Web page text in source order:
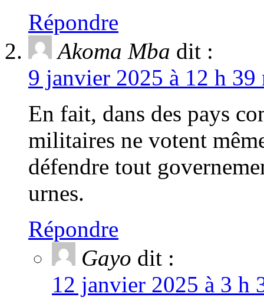
Répondre
Akoma Mba dit :
9 janvier 2025 à 12 h
En fait, dans des pays
militaires ne votent
défendre tout
urnes.
Répondre
Gayo dit :
12 janvier 2025 à 3 h